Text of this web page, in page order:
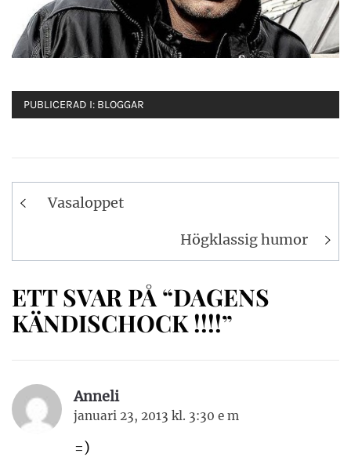
PUBLICERAD I: BLOGGAR
Inläggsnavigering
Vasaloppet
Högklassig humor
ETT SVAR PÅ “DAGENS
KÄNDISCHOCK !!!!”
Anneli
januari 23, 2013 kl. 3:30 e m
=)